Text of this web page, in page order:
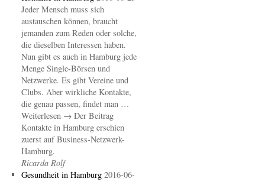
Jeder Mensch muss sich
austauschen können, braucht
jemanden zum Reden oder solche,
die dieselben Interessen haben.
Nun gibt es auch in Hamburg jede
Menge Single-Börsen und
Netzwerke. Es gibt Vereine und
Clubs. Aber wirkliche Kontakte,
die genau passen, findet man …
Weiterlesen → Der Beitrag
Kontakte in Hamburg erschien
zuerst auf Business-Netzwerk-
Hamburg.
Ricarda Rolf
Gesundheit in Hamburg 2016-06-